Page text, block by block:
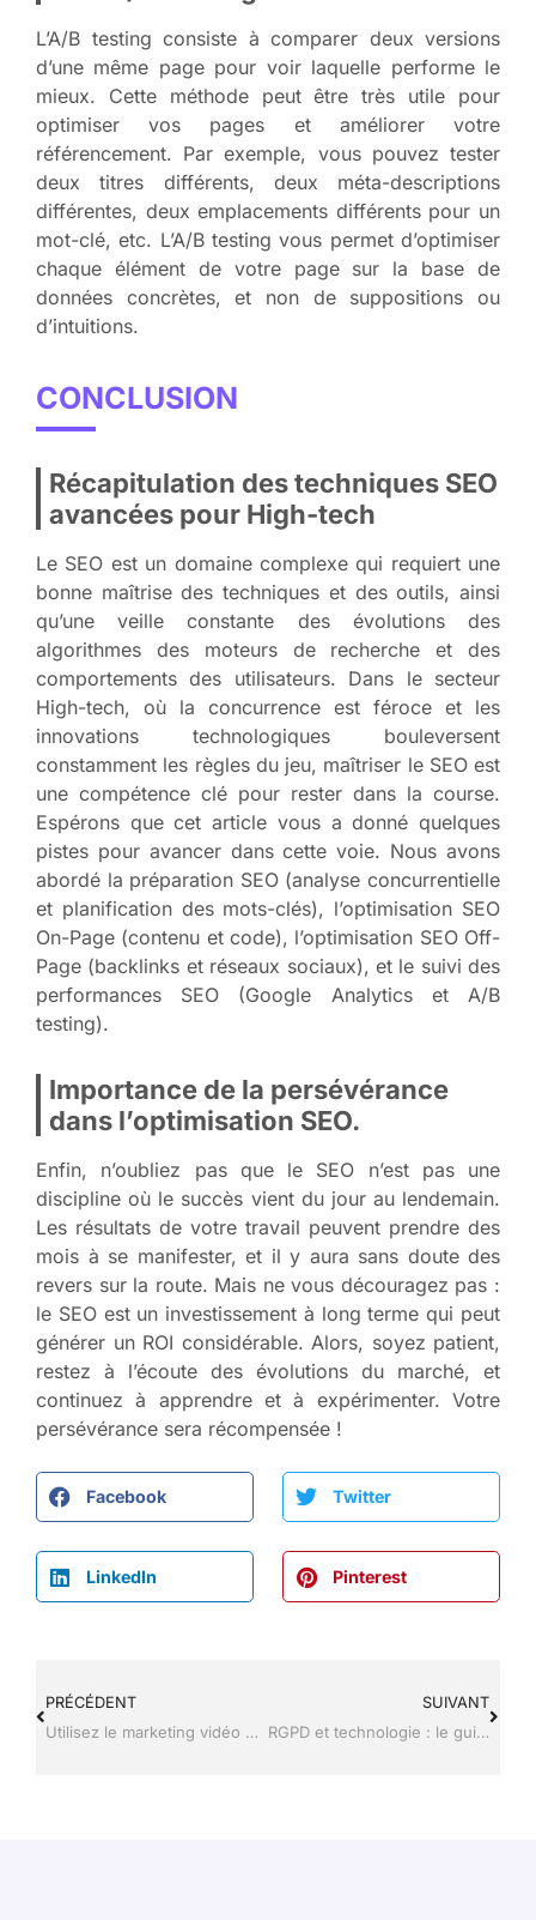
L’A/B testing consiste à comparer deux versions
d’une même page pour voir laquelle performe le
mieux. Cette méthode peut être très utile pour
optimiser vos pages et améliorer votre
référencement. Par exemple, vous pouvez tester
deux titres différents, deux méta-descriptions
différentes, deux emplacements différents pour un
mot-clé, etc. L’A/B testing vous permet d’optimiser
chaque élément de votre page sur la base de
données concrètes, et non de suppositions ou
d’intuitions.
CONCLUSION
Récapitulation des techniques SEO
avancées pour High-tech
Le SEO est un domaine complexe qui requiert une
bonne maîtrise des techniques et des outils, ainsi
qu’une veille constante des évolutions des
algorithmes des moteurs de recherche et des
comportements des utilisateurs. Dans le secteur
High-tech, où la concurrence est féroce et les
innovations technologiques bouleversent
constamment les règles du jeu, maîtriser le SEO est
une compétence clé pour rester dans la course.
Espérons que cet article vous a donné quelques
pistes pour avancer dans cette voie. Nous avons
abordé la préparation SEO (analyse concurrentielle
et planification des mots-clés), l’optimisation SEO
On-Page (contenu et code), l’optimisation SEO Off-
Page (backlinks et réseaux sociaux), et le suivi des
performances SEO (Google Analytics et A/B
testing).
Importance de la persévérance
dans l’optimisation SEO.
Enfin, n’oubliez pas que le SEO n’est pas une
discipline où le succès vient du jour au lendemain.
Les résultats de votre travail peuvent prendre des
mois à se manifester, et il y aura sans doute des
revers sur la route. Mais ne vous découragez pas :
le SEO est un investissement à long terme qui peut
générer un ROI considérable. Alors, soyez patient,
restez à l’écoute des évolutions du marché, et
continuez à apprendre et à expérimenter. Votre
persévérance sera récompensée !
Facebook Twitter
LinkedIn Pinterest
PRÉCÉDENT
Utilisez le marketing vidéo pour votre présence en ligne
SUIVANT
RGPD et technologie : le guide pour simplifier la conformité de votre entreprise